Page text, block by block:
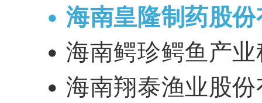
•海南皇隆制药股
•海南鳄珍鳄鱼产
•海南翔泰渔业股